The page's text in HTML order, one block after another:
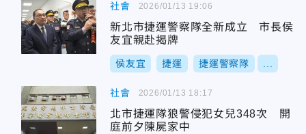
社會
新北市捷運警察隊全新成立 市長侯
友宜親赴揭牌
侯友宜 捷運 捷運警察隊
2026/01/13 19:06
社會
北市捷運隊狼警侵犯女兒348次 開
庭前夕陳屍家中
2026/01/13 18:17